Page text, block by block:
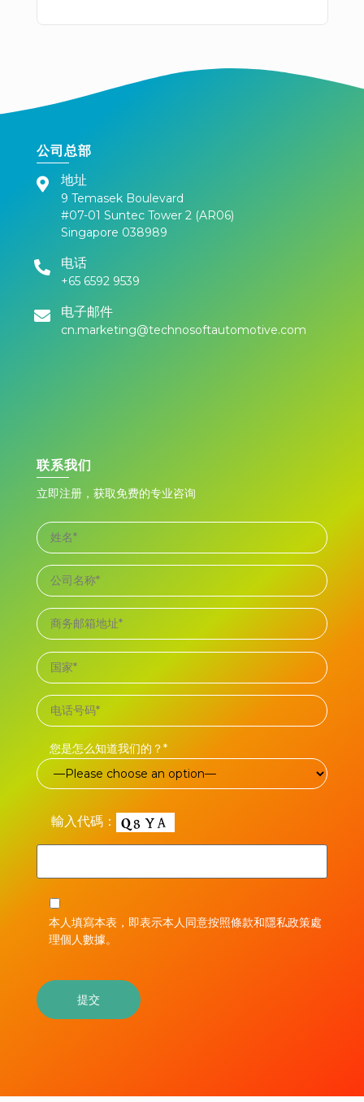
公司总部
地址
9 Temasek Boulevard
#07-01 Suntec Tower 2 (AR06)
Singapore 038989
电话
+65 6592 9539
电子邮件
cn.marketing@technosoftautomotive.com
联系我们
立即注册，获取免费的专业咨询
您是怎么知道我们的？*
輸入代碼：
本人填寫本表，即表示本人同意按照條款和隱私政策處
理個人數據。